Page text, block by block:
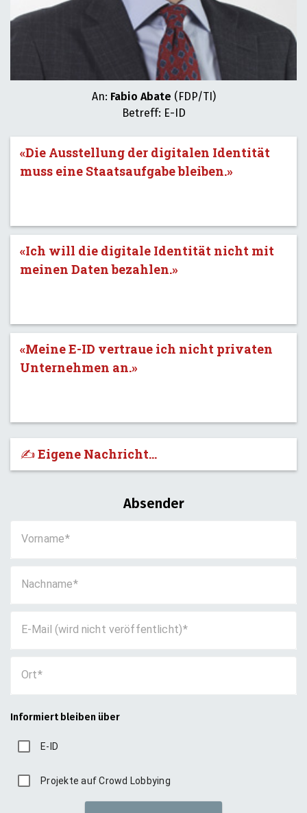
An: Fabio Abate (FDP/TI)
Betreff: E-ID
«Die Ausstellung der digitalen Identität
muss eine Staatsaufgabe bleiben.»
«Ich will die digitale Identität nicht mit
meinen Daten bezahlen.»
«Meine E-ID vertraue ich nicht privaten
Unternehmen an.»
✍️ Eigene Nachricht...
Absender
Vorname
Nachname
E-Mail (wird nicht veröffentlicht)
Ort
Informiert bleiben über
E-ID
Projekte auf Crowd Lobbying